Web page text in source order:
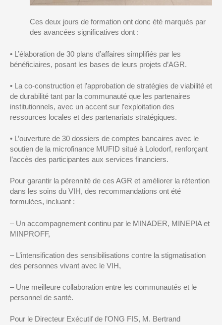
Ces deux jours de formation ont donc été marqués par
des avancées significatives dont :
• L’élaboration de 30 plans d’affaires simplifiés par les
bénéficiaires, posant les bases de leurs projets d’AGR.
• Laco-construction et l’approbation de stratégies de viabilité et
de durabilité tant par la communauté que les partenaires
institutionnels, avec un accent sur l’exploitation des
ressources locales et des partenariats stratégiques.
• L’ouverture de 30 dossiers de comptes bancaires avec le
soutien de la microfinance MUFID situé à Lolodorf, renforçant
l’accès des participantes aux services financiers.
Pour garantir la pérennité de ces AGR et améliorer la rétention
dans les soins du VIH, des recommandations ont été
formulées, incluant :
– Un accompagnement continu par le MINADER, MINEPIA et
MINPROFF,
– L’intensification des sensibilisations contre la stigmatisation
des personnes vivant avec le VIH,
– Une meilleure collaboration entre les communautés et le
personnel de santé.
Pour le Directeur Exécutif de l’ONG FIS, M. Bertrand